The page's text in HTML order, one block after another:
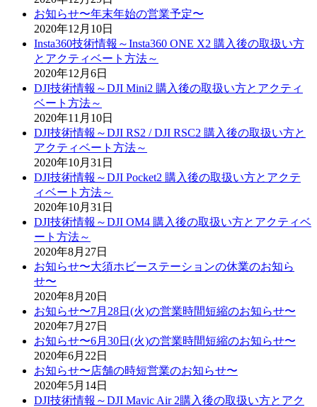
お知らせ〜年末年始の営業予定〜
2020年12月10日
Insta360技術情報～Insta360 ONE X2 購入後の取扱い方
とアクティベート方法～
2020年12月6日
DJI技術情報～DJI Mini2 購入後の取扱い方とアクティ
ベート方法～
2020年11月10日
DJI技術情報～DJI RS2 / DJI RSC2 購入後の取扱い方と
アクティベート方法～
2020年10月31日
DJI技術情報～DJI Pocket2 購入後の取扱い方とアクテ
ィベート方法～
2020年10月31日
DJI技術情報～DJI OM4 購入後の取扱い方とアクティベ
ート方法～
2020年8月27日
お知らせ〜大須ホビーステーションの休業のお知ら
せ〜
2020年8月20日
お知らせ〜7月28日(火)の営業時間短縮のお知らせ〜
2020年7月27日
お知らせ〜6月30日(火)の営業時間短縮のお知らせ〜
2020年6月22日
お知らせ〜店舗の時短営業のお知らせ〜
2020年5月14日
DJI技術情報～DJI Mavic Air 2購入後の取扱い方とアク